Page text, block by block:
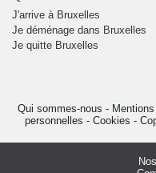
J'arrive à Bruxelles
Je déménage dans Bruxelles
Je quitte Bruxelles
Qui sommes-nous -
personnelles - Cookies -